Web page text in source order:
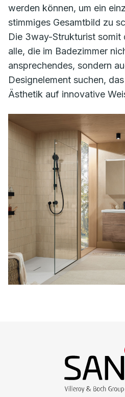
werden können, um ein
stimmiges Gesamtbild zu
Die 3way-Strukturist somit
alle, die im Badezimmer
ansprechendes, sondern
Designelement suchen,
Ästhetik auf innovative